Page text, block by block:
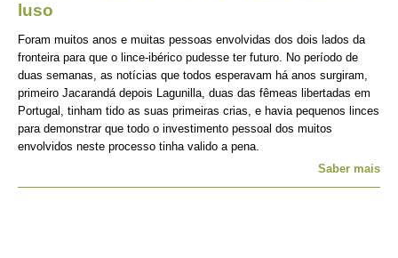
luso
Foram muitos anos e muitas pessoas envolvidas dos dois lados da
fronteira para que o lince-ibérico pudesse ter futuro. No período de
duas semanas, as notícias que todos esperavam há anos surgiram,
primeiro Jacarandá depois Lagunilla, duas das fêmeas libertadas em
Portugal, tinham tido as suas primeiras crias, e havia pequenos linces
para demonstrar que todo o investimento pessoal dos muitos
envolvidos neste processo tinha valido a pena.
Saber mais